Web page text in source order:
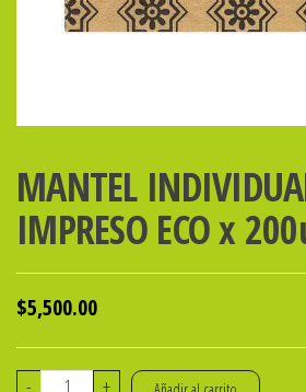
MANTEL
IMPRESO ECO x
$5,500.00
-
MANTEL+